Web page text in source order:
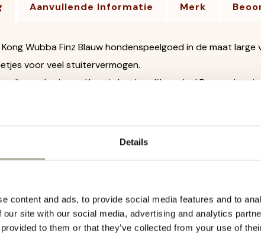
Details
content and ads, to provide social media features and to
our site with our social media, advertising and analytics
to them or that they’ve collected from your use of
Aanvullende Informatie Merk
Wubba Finz Blauw hondenspeelgoed in de maat large
voor veel stuitervermogen.
vliegende vis van Kong is het heerlijk spelen! Deze
Zo kan de hond er lekker aan trekken en stimuleert de
het speelgoed te schudden. Door de twee balletjes
Niet alleen leuk om te zien, maar ook heerlijk om
in de vorm van een bont gekleurde vis
en heeft een pieper
te apporteren, aerodynamisch ontworpen om verder